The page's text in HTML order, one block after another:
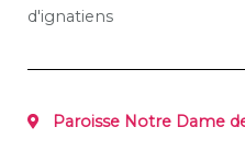
d'ignatiens
Paroisse Notre Dame